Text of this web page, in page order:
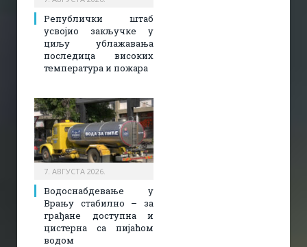
Републички штаб
усвојио закључке у
циљу ублажавања
последица високих
температура и пожара​
7. АВГУСТА 2026.
Водоснабдевање у
Врању стабилно – за
грађане доступна и
цистерна са пијаћом
водом